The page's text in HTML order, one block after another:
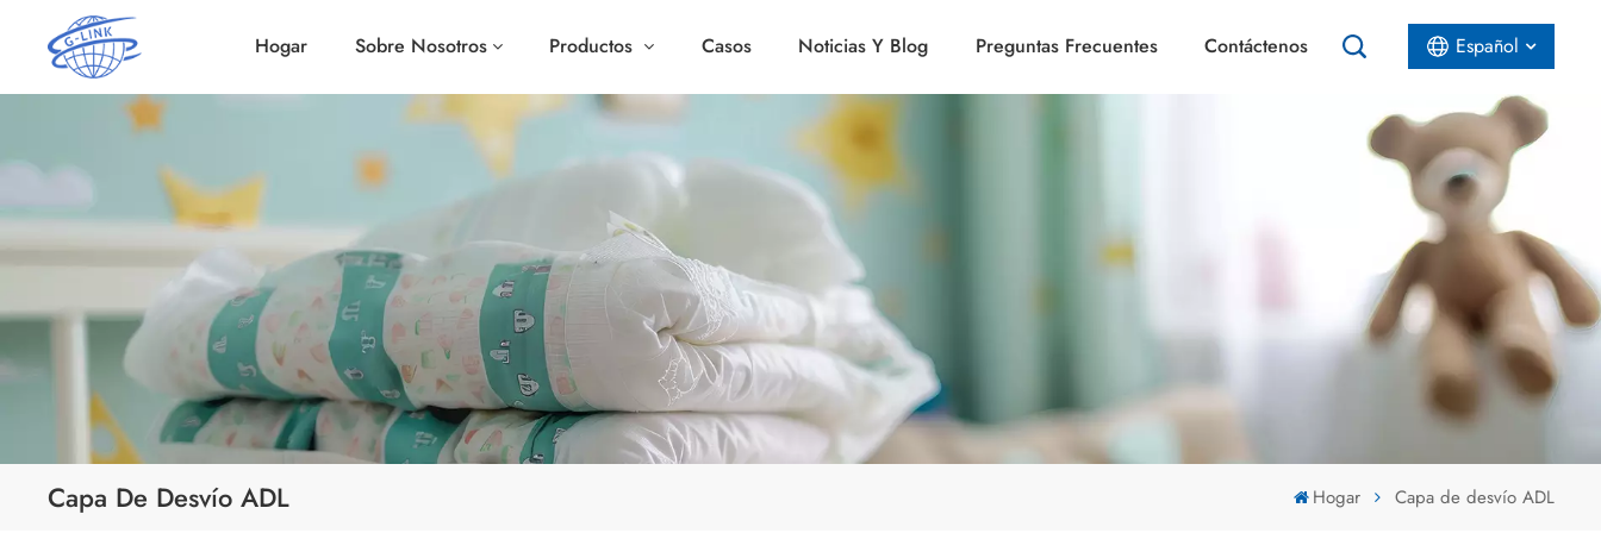
Hogar Sobre Nosotros Productos Casos Noticias Y Blog Preguntas Frecuentes Contáctenos Español
English
Español
عربي
Capa De Desvío ADL Hogar Capa de desvío ADL